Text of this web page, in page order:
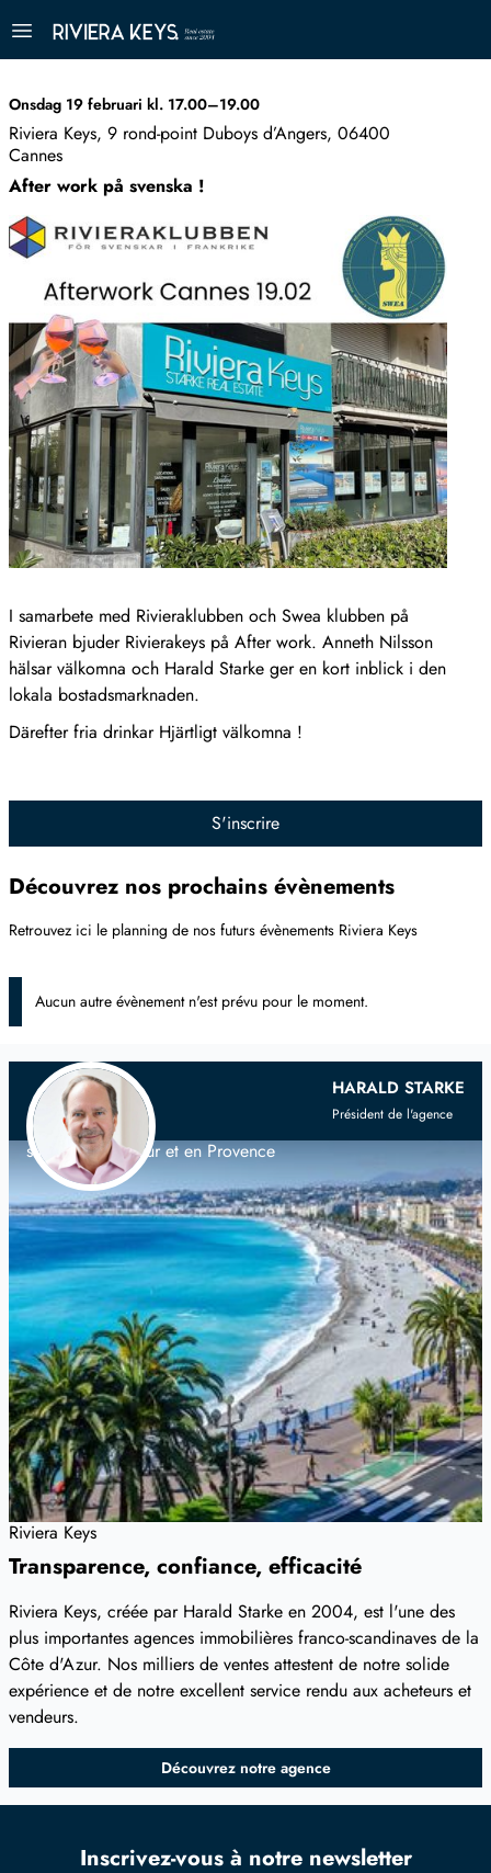
Onsdag 19 februari kl. 17.00–19.00
Riviera Keys, 9 rond-point Duboys d’Angers, 06400
Cannes
After work på svenska !
I samarbete med Rivieraklubben och Swea klubben på
Rivieran bjuder Rivierakeys på After work. Anneth Nilsson
hälsar välkomna och Harald Starke ger en kort inblick i den
lokala bostadsmarknaden.
Därefter fria drinkar Hjärtligt välkomna !
S'inscrire
Découvrez nos prochains évènements
Retrouvez ici le planning de nos futurs évènements Riviera Keys
Aucun autre évènement n'est prévu pour le moment.
Riviera Keys
Transparence, confiance, efficacité
Riviera Keys, créée par Harald Starke en 2004, est l'une des
plus importantes agences immobilières franco-scandinaves de la
Côte d'Azur. Nos milliers de ventes attestent de notre solide
expérience et de notre excellent service rendu aux acheteurs et
vendeurs.
Découvrez notre agence
Votre agence immobilière franco-
scandinave
sur la Côte d'Azur et en Provence
HARALD STARKE
Président de l'agence
Inscrivez-vous à notre newsletter